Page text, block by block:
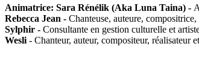
Animatrice: Sara Rénélik (Aka Luna Taina) -
Rebecca Jean - Chanteuse, auteure,
Sylphir - Consultante en gestion culturelle et
Wesli - Chanteur, auteur, compositeur, réalisateur